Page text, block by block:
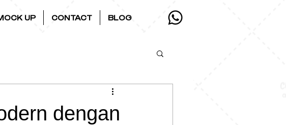
UP CONTACT BLOG
dengan